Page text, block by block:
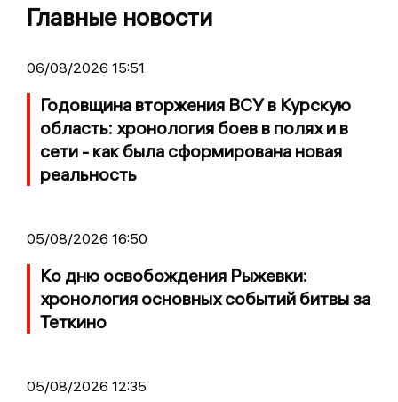
Главные новости
06/08/2026 15:51
Годовщина вторжения ВСУ в Курскую
область: хронология боев в полях и в
сети - как была сформирована новая
реальность
05/08/2026 16:50
Ко дню освобождения Рыжевки:
хронология основных событий битвы за
Теткино
05/08/2026 12:35